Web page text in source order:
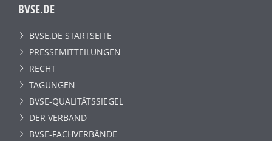
BVSE.DE
BVSE.DE STARTSEITE
PRESSEMITTEILUNGEN
RECHT
TAGUNGEN
BVSE-QUALITÄTSSIEGEL
DER VERBAND
BVSE-FACHVERBÄNDE